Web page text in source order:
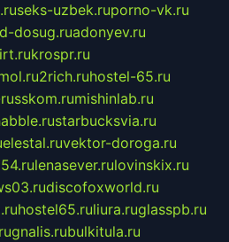
seks-uzbek.ruporno-vk.ru
dosug.ruadonyev.ru
krospr.ru
2rich.ruhostel-65.ru
mishinlab.ru
starbucksvia.ru
elestal.ruvektor-doroga.ru
lenasever.rulovinskix.ru
discofoxworld.ru
hostel65.ruliura.ruglasspb.ru
gnalis.rubulkitula.ru